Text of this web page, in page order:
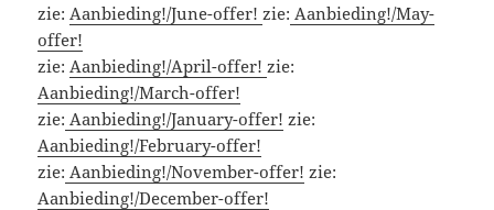
zie: Aanbieding!/June-offer!zie: Aanbieding!/May-
offer!
zie: Aanbieding!/April-offer!zie:
Aanbieding!/March-offer!
zie: Aanbieding!/January-offer! zie:
Aanbieding!/February-offer!
zie: Aanbieding!/November-offer! zie:
Aanbieding!/December-offer!